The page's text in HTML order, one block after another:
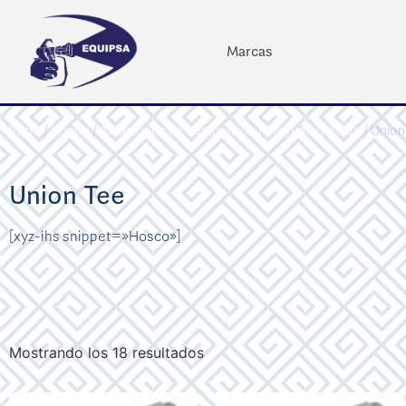
Marcas
Inicio/Hosco/Accesorios de compresión / instrumentación/ Union
Union Tee
[xyz-ihs snippet=»Hosco»]
Mostrando los 18 resultados